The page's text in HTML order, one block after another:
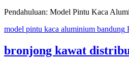
Pendahuluan: Model Pintu Kaca
model pintu kaca aluminium bandung
bronjong kawat